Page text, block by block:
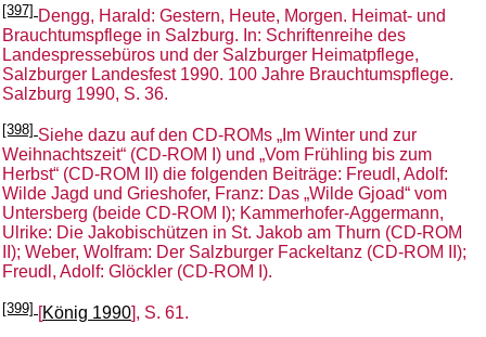
[397] Dengg, Harald: Gestern, Heute, Morgen. Heimat- und
Brauchtumspflege in Salzburg. In: Schriftenreihe des
Landespressebüros und der Salzburger Heimatpflege,
Salzburger Landesfest 1990. 100 Jahre Brauchtumspflege.
Salzburg 1990, S. 36.
[398] Siehe dazu auf den CD-ROMs „Im Winter und zur
Weihnachtszeit“ (CD-ROM I) und „Vom Frühling bis zum
Herbst“ (CD-ROM II) die folgenden Beiträge: Freudl, Adolf:
Wilde Jagd und Grieshofer, Franz: Das „Wilde Gjoad“ vom
Untersberg (beide CD-ROM I); Kammerhofer-Aggermann,
Ulrike: Die Jakobischützen in St. Jakob am Thurn (CD-ROM
II); Weber, Wolfram: Der Salzburger Fackeltanz (CD-ROM II);
Freudl, Adolf: Glöckler (CD-ROM I).
[399] König 1990 ], S. 61.